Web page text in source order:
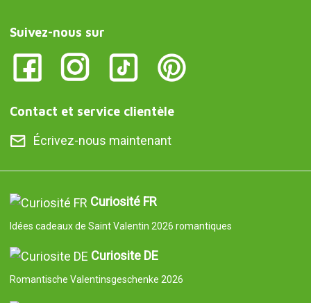
Suivez-nous sur
Contact et service clientèle
Écrivez-nous maintenant
Curiosité FR
Idées cadeaux de Saint Valentin 2026 romantiques
Curiosite DE
Romantische Valentinsgeschenke 2026